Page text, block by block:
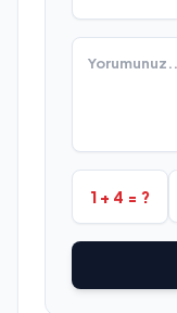
1 + 4 = ?